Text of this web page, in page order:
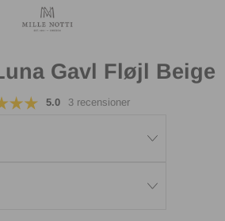
Gavl Fløjl Beige
5.0 3 recensioner